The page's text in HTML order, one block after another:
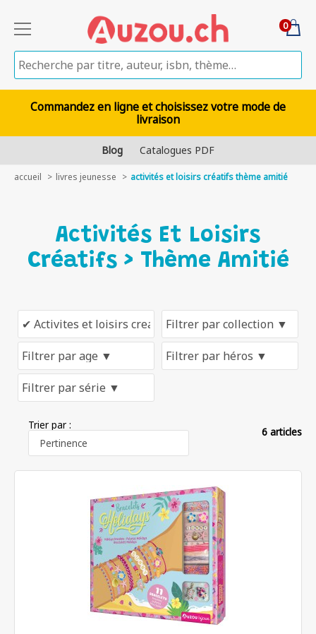
0
Commandez en ligne et choisissez votre mode de
livraison
Blog Catalogues PDF
accueil livres jeunesse activités et loisirs créatifs thème amitié
Activités Et Loisirs
Créatifs > Thème Amitié
Trier par :
6 articles